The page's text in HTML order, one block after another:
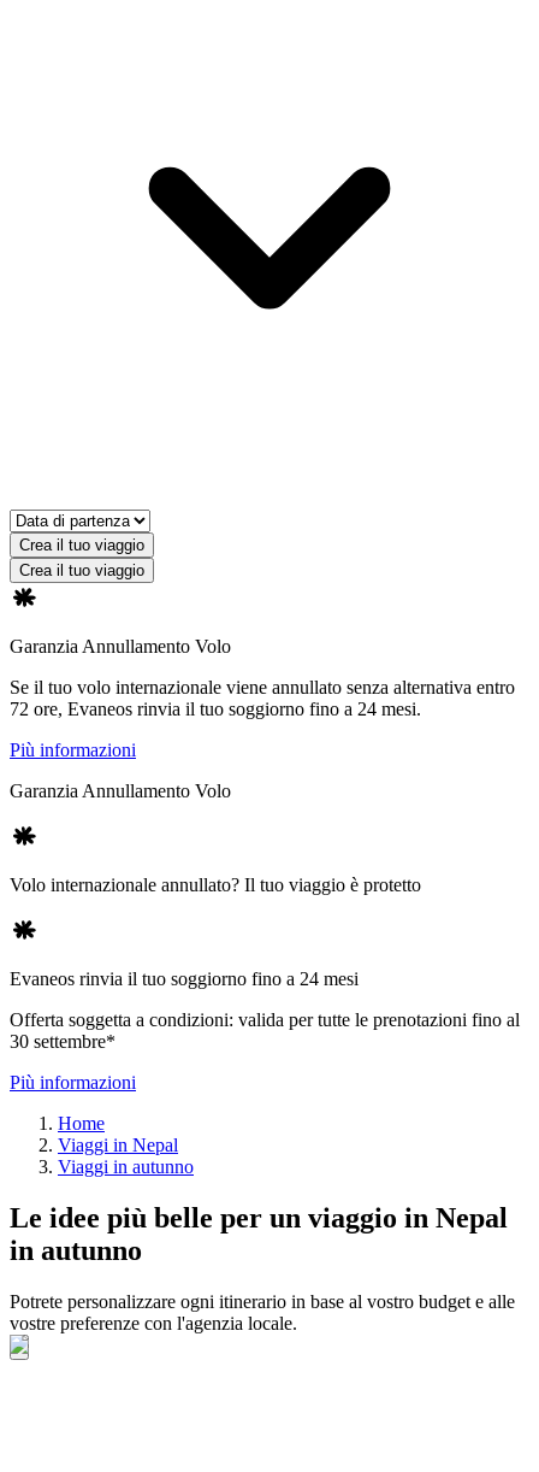
Crea il tuo viaggio
Crea il tuo viaggio
Garanzia Annullamento Volo
Se il tuo volo internazionale viene annullato senza alternativa entro
72 ore, Evaneos rinvia il tuo soggiorno fino a 24 mesi.
Più informazioni
Garanzia Annullamento Volo
Volo internazionale annullato? Il tuo viaggio è protetto
Evaneos rinvia il tuo soggiorno fino a 24 mesi
Offerta soggetta a condizioni: valida per tutte le prenotazioni fino al
30 settembre*
Più informazioni
Home
Viaggi in Nepal
Viaggi in autunno
Le idee più belle per un viaggio in Nepal
in autunno
Potrete personalizzare ogni itinerario in base al vostro budget e alle
vostre preferenze con l'agenzia locale.